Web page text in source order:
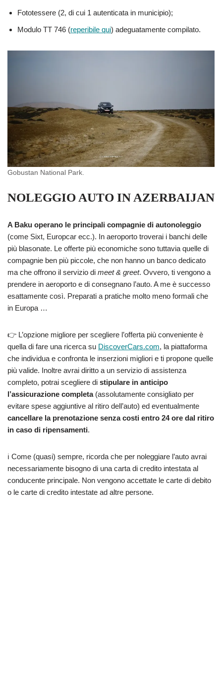
Fototessere (2, di cui 1 autenticata in municipio);
Modulo TT 746 (reperibile qui) adeguatamente compilato.
Gobustan National Park.
NOLEGGIO AUTO IN AZERBAIJAN
A Baku operano le principali compagnie di autonoleggio
(come Sixt, Europcar ecc.). In aeroporto troverai i banchi delle
più blasonate. Le offerte più economiche sono tuttavia quelle di
compagnie ben più piccole, che non hanno un banco dedicato
ma che offrono il servizio di meet & greet. Ovvero, ti vengono a
prendere in aeroporto e di consegnano l’auto. A me è successo
esattamente così. Preparati a pratiche molto meno formali che
in Europa …
👉 L’opzione migliore per scegliere l’offerta più conveniente è
quella di fare una ricerca su DiscoverCars.com, la piattaforma
che individua e confronta le inserzioni migliori e ti propone quelle
più valide. Inoltre avrai diritto a un servizio di assistenza
completo, potrai scegliere di stipulare in anticipo
l’assicurazione completa(assolutamente consigliato per
evitare spese aggiuntive al ritiro dell’auto) ed eventualmente
cancellare la prenotazione senza costi entro 24 ore dal ritiro
in caso di ripensamenti.
ℹ️ Come (quasi) sempre, ricorda che per noleggiare l’auto avrai
necessariamente bisogno di una carta di credito intestata al
conducente principale. Non vengono accettate le carte di debito
o le carte di credito intestate ad altre persone.